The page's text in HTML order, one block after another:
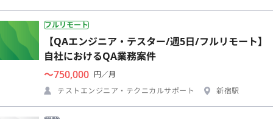
フルリモート
【QAエンジニア・テスター/週5日/フルリモート】
自社におけるQA業務案件
〜750,000 円／月
テストエンジニア・テクニカルサポート
新宿駅